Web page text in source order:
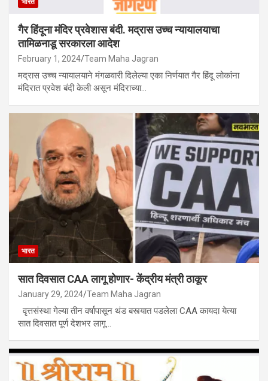
गैर हिंदूना मंदिर प्रवेशास बंदी. मद्रास उच्च न्यायालयाचा
तामिळनाडू सरकारला आदेश
February 1, 2024 Team Maha Jagran
मद्रास उच्च न्यायालयाने मंगळवारी दिलेल्या एका निर्णयात गैर हिंदू लोकांना
मंदिरात प्रवेश बंदी केली असून मंदिराच्या…
भारत
सात दिवसात CAA लागू होणार- केंद्रीय मंत्री ठाकूर
January 29, 2024 Team Maha Jagran
वृत्तसंस्था गेल्या तीन वर्षापासून थंड बस्त्यात पडलेला CAA कायदा येत्या
सात दिवसात पूर्ण देशभर लागू…